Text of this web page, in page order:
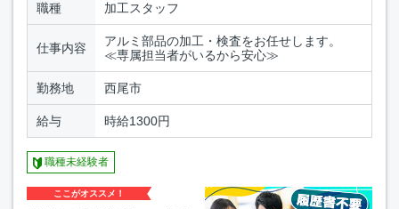
職種 加工スタッフ
仕事内容
アルミ部品の加工・検査をお任せします。
≪専属担当者がいるから安心≫
勤務地 西尾市
給与 時給1300円
職種未経験者
ここがオススメ！